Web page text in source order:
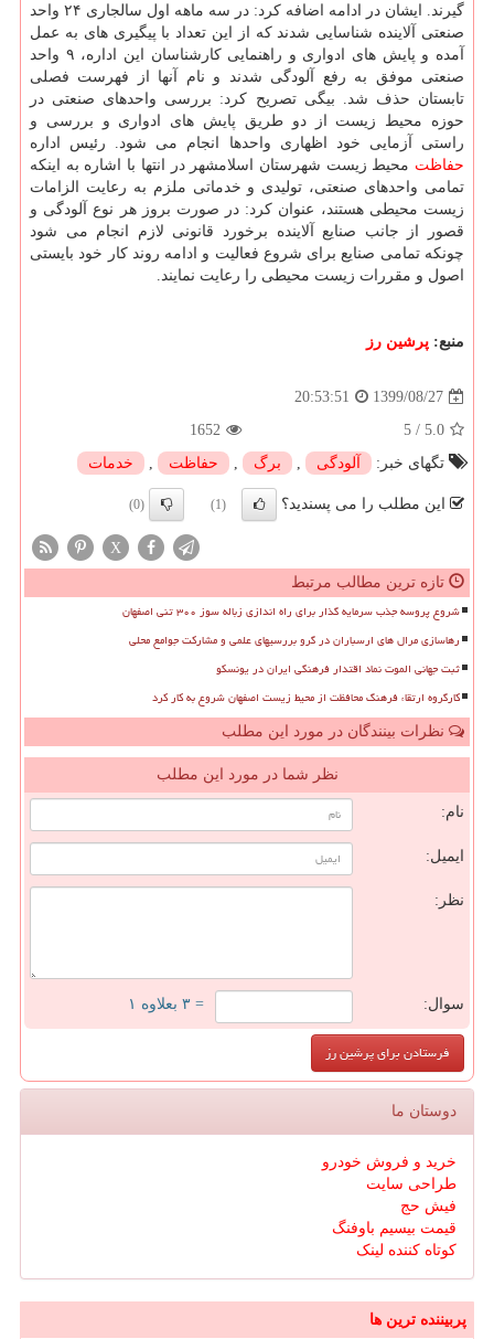
گیرند. ایشان در ادامه اضافه کرد: در سه ماهه اول سالجاری ۲۴ واحد
صنعتی آلاینده شناسایی شدند که از این تعداد با پیگیری های به عمل
آمده و پایش های ادواری و راهنمایی کارشناسان این اداره، ۹ واحد
صنعتی موفق به رفع آلودگی شدند و نام آنها از فهرست فصلی
تابستان حذف شد. بیگی تصریح کرد: بررسی واحدهای صنعتی در
حوزه محیط زیست از دو طریق پایش های ادواری و بررسی و
راستی آزمایی خود اظهاری واحدها انجام می شود. رئیس اداره
حفاظت محیط زیست شهرستان اسلامشهر در انتها با اشاره به اینکه
تمامی واحدهای صنعتی، تولیدی و خدماتی ملزم به رعایت الزامات
زیست محیطی هستند، عنوان کرد: در صورت بروز هر نوع آلودگی و
قصور از جانب صنایع آلاینده برخورد قانونی لازم انجام می شود
چونکه تمامی صنایع برای شروع فعالیت و ادامه روند کار خود بایستی
اصول و مقررات زیست محیطی را رعایت نمایند.
منبع: پرشین رز
1399/08/27
20:53:51
5.0
/
5
1652
تگهای خبر:
آلودگی , برگ , حفاظت , خدمات
این مطلب را می پسندید؟ (1)
(0)
X
تازه ترین مطالب مرتبط
شروع پروسه جذب سرمایه گذار برای راه اندازی زباله سوز ۳۰۰ تنی اصفهان
رهاسازی مرال های ارسباران در گرو بررسیهای علمی و مشارکت جوامع محلی
ثبت جهانی الموت نماد اقتدار فرهنگی ایران در یونسکو
کارگروه ارتقاء فرهنگ محافظت از محیط زیست اصفهان شروع به کار کرد
نظرات بینندگان در مورد این مطلب
نظر شما در مورد این مطلب
نام:
ایمیل:
نظر:
سوال: = ۳ بعلاوه ۱
دوستان ما
خرید و فروش خودرو
طراحی سایت
فیش حج
قیمت بیسیم باوفنگ
کوتاه کننده لینک
پربیننده ترین ها